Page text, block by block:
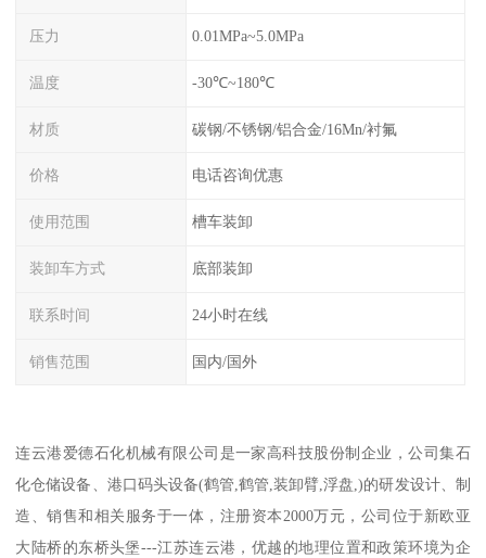
压力 0.01MPa~5.0MPa
温度 -30℃~180℃
材质 碳钢/不锈钢/铝合金/16Mn/衬氟
价格 电话咨询优惠
使用范围 槽车装卸
装卸车方式 底部装卸
联系时间 24小时在线
销售范围 国内/国外
连云港爱德石化机械有限公司是一家高科技股份制企业，公司集石
化仓储设备、港口码头设备(鹤管,鹤管,装卸臂,浮盘,)的研发设计、制
造、销售和相关服务于一体，注册资本2000万元，公司位于新欧亚
大陆桥的东桥头堡---江苏连云港，优越的地理位置和政策环境为企